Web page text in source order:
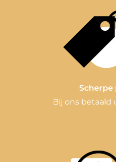
Scherpe
Bij ons betaald